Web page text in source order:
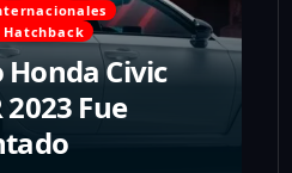
Hatchback
Civic
2023 Fue